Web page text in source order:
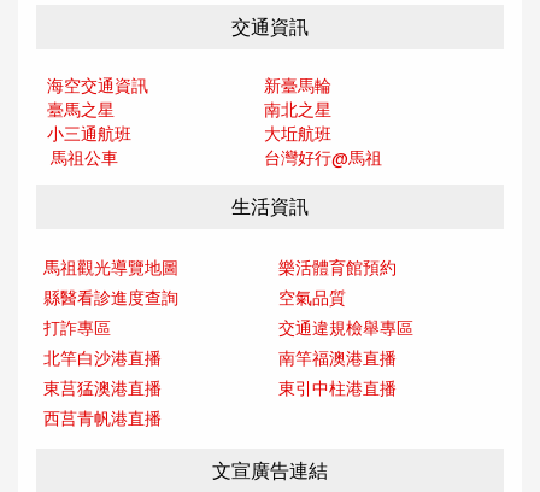
交通資訊
海空交通資訊
新臺馬輪
臺馬之星
南北之星
小三通航班
大坵航班
馬祖公車
台灣好行@馬祖
生活資訊
馬祖觀光導覽地圖
樂活體育館預約
縣醫看診進度查詢
空氣品質
打詐專區
交通違規檢舉專區
北竿白沙港直播
南竿福澳港直播
東莒猛澳港直播
東引中柱港直播
西莒青帆港直播
文宣廣告連結